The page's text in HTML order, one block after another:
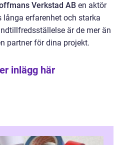
Verkstad AB en aktör
långa erfarenhet och starka
är de mer än
partner för dina projekt.
inlägg här